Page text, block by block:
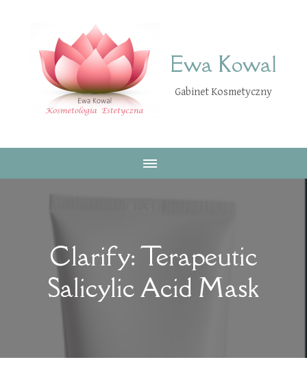
Ewa Kowal
Gabinet Kosmetyczny
Clarify: Terapeutic
Salicylic Acid Mask